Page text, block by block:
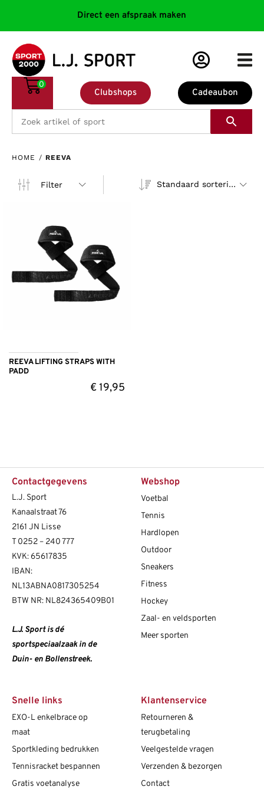
Direct een afspraak maken
Cadeaubon
Clubshops
0
HOME / REEVA
Filter Standaard sortering
REEVA LIFTING STRAPS WITH
PADD
€19,95
Contactgegevens
L.J. Sport
Kanaalstraat 76
2161 JN Lisse
T0252 – 240 777
KVK: 65617835
IBAN:
NL13ABNA0817305254
BTW NR: NL824365409B01
L.J. Sport is dé
sportspeciaalzaak in de
Duin- en Bollenstreek.
Webshop
Voetbal
Tennis
Hardlopen
Outdoor
Sneakers
Fitness
Hockey
Zaal- en veldsporten
Meer sporten
Snelle links
EXO-L enkelbrace op
maat
Sportkleding bedrukken
Tennisracket bespannen
Gratis voetanalyse
Klantenservice
Retourneren &
terugbetaling
Veelgestelde vragen
Verzenden & bezorgen
Contact